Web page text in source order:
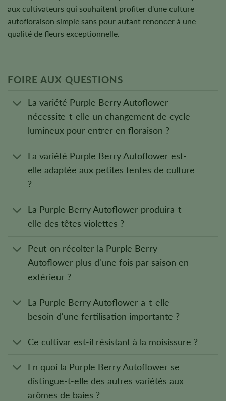
aux cultivateurs qui souhaitent profiter d'une culture
autofloraison simple sans pour autant renoncer à une
qualité de fleurs exceptionnelle.
FOIRE AUX QUESTIONS
La variété Purple Berry Autoflower
nécessite-t-elle un changement de cycle
lumineux pour entrer en floraison ?
La variété Purple Berry Autoflower est-
elle adaptée aux petites tentes de culture
?
La Purple Berry Autoflower produira-t-
elle des têtes violettes ?
Peut-on récolter la Purple Berry
Autoflower plus d'une fois par saison en
extérieur ?
La Purple Berry Autoflower a-t-elle
besoin d'une fertilisation importante ?
Ce cultivar est-il résistant à la moisissure ?
En quoi la Purple Berry Autoflower se
distingue-t-elle des autres variétés aux
arômes de baies ?